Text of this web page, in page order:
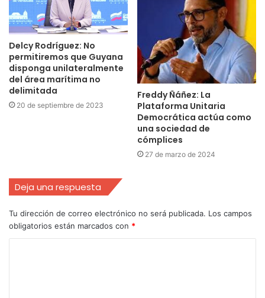
Delcy Rodríguez: No
permitiremos que Guyana
disponga unilateralmente
del área marítima no
delimitada
20 de septiembre de 2023
Freddy Ñáñez: La
Plataforma Unitaria
Democrática actúa como
una sociedad de
cómplices
27 de marzo de 2024
Deja una respuesta
Tu dirección de correo electrónico no será publicada. Los campos
obligatorios están marcados con *